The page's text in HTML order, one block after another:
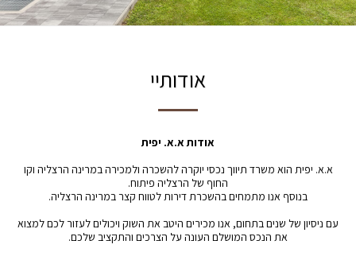
אודותיי
אודות א.א. יפית
א.א. יפית הוא משרד תיווך נכסי יוקרה להשכרה ולמכירה במרינה הרצליה וקו
החוף של הרצליה פיתוח.
בנוסף אנו מתמחים בהשכרת דירות לטווח קצר במרינה הרצליה.
עם ניסיון של שנים בתחום, אנו מכירים היטב את השוק ויכולים לעזור לכם למצוא
את הנכס המושלם העונה על הצרכים והתקציב שלכם.